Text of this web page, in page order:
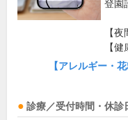
登園
【
【
【アレルギー・
診療／受付時間・休診